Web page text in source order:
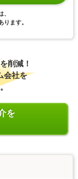
ます。
削減！
会社を
を